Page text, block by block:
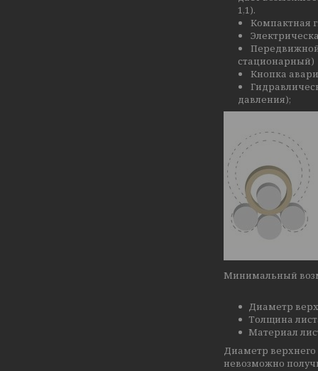
1,1).
Компактная
стационарный)
Кнопка
давления);
Минимальный
Диаметр
Толщина
Материал
Диаметр
невозможно